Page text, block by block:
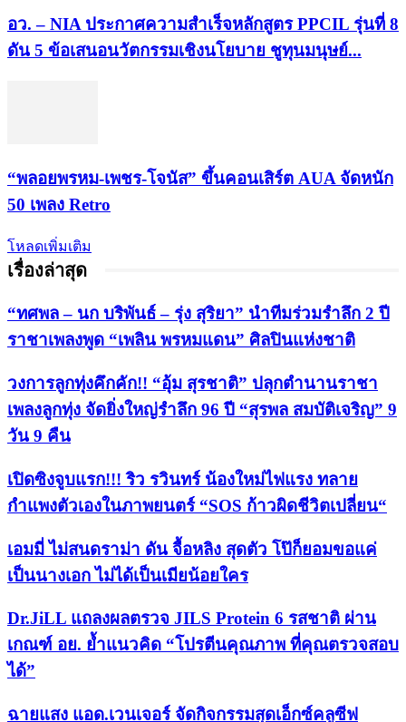
อว. – NIA ประกาศความสำเร็จหลักสูตร PPCIL รุ่นที่ 8
ดัน 5 ข้อเสนอนวัตกรรมเชิงนโยบาย ชูทุนมนุษย์...
“พลอยพรหม-เพชร-โจนัส” ขึ้นคอนเสิร์ต AUA จัดหนัก
50 เพลง Retro
โหลดเพิ่มเติม
เรื่องล่าสุด
“ทศพล – นก บริพันธ์ – รุ่ง สุริยา” นำทีมร่วมรำลึก 2 ปี
ราชาเพลงพูด “เพลิน พรหมแดน” ศิลปินแห่งชาติ
วงการลูกทุ่งคึกคัก!! “อุ้ม สุรชาติ” ปลุกตำนานราชา
เพลงลูกทุ่ง จัดยิ่งใหญ่รำลึก 96 ปี “สุรพล สมบัติเจริญ” 9
วัน 9 คืน
เปิดซิงจูบแรก!!! ริว รวินทร์ น้องใหม่ไฟแรง ทลาย
กำแพงตัวเองในภาพยนตร์ “SOS ก้าวผิดชีวิตเปลี่ยน“
เอมมี่ ไม่สนดราม่า ดัน จื้อหลิง สุดตัว โป๊ก็ยอมขอแค่
เป็นนางเอก ไม่ได้เป็นเมียน้อยใคร
Dr.JiLL แถลงผลตรวจ JILS Protein 6 รสชาติ ผ่าน
เกณฑ์ อย. ย้ำแนวคิด “โปรตีนคุณภาพ ที่คุณตรวจสอบ
ได้”
ฉายแสง แอด.เวนเจอร์ จัดกิจกรรมสุดเอ็กซ์คลูซีฟ